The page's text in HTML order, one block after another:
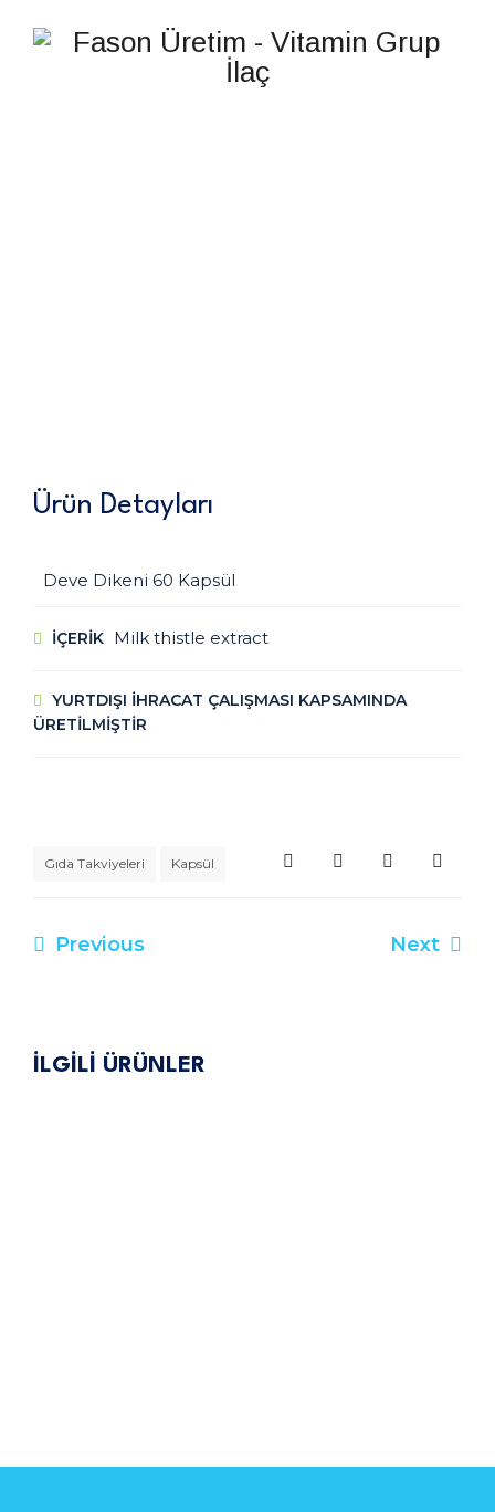
Ürün Detayları
Deve Dikeni 60 Kapsül
IÇERIK Milk thistle extract
YURTDIŞI İHRACAT ÇALIŞMASI KAPSAMINDA
ÜRETİLMİŞTİR
Gıda Takviyeleri Kapsül
Yazı
Previous Next
İLGİLİ ÜRÜNLER